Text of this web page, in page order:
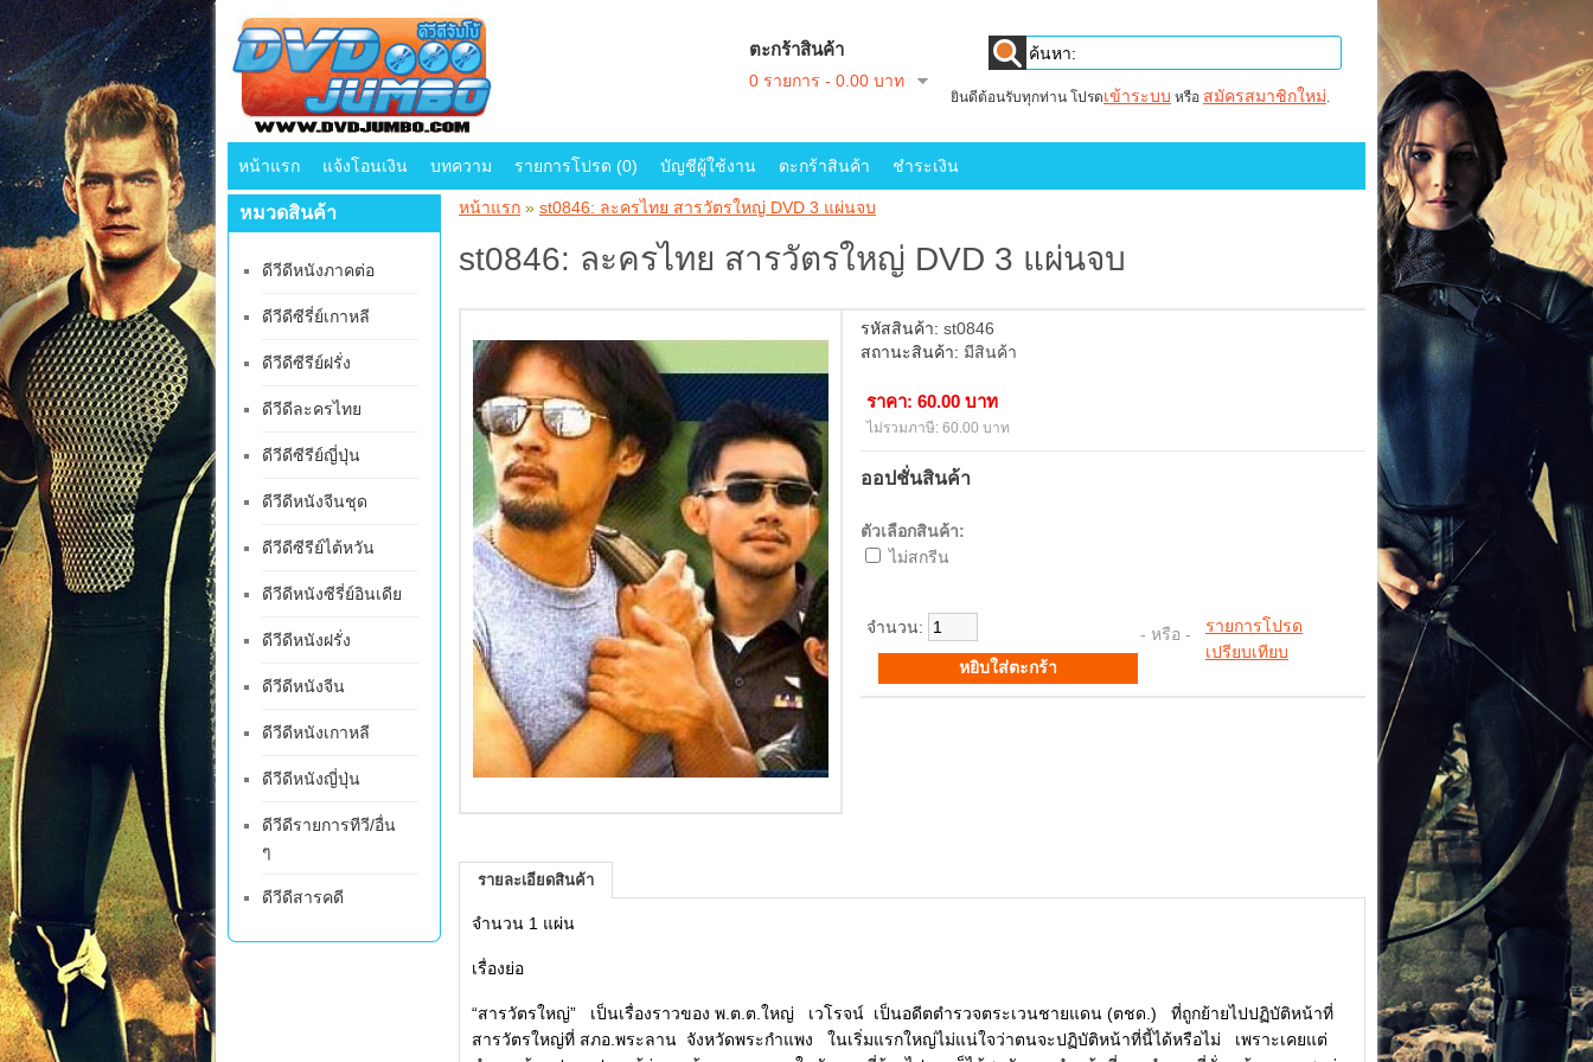
ตะกร้าสินค้า
0 รายการ - 0.00 บาท
ยินดีต้อนรับทุกท่าน โปรดเข้าระบบ หรือ สมัครสมาชิกใหม่.
หน้าแรก แจ้งโอนเงิน บทความ รายการโปรด (0) บัญชีผู้ใช้งาน ตะกร้าสินค้า ชำระเงิน
หมวดสินค้า
ดีวีดีหนังภาคต่อ
ดีวีดีซีรี่ย์เกาหลี
ดีวีดีซีรีย์ฝรั่ง
ดีวีดีละครไทย
ดีวีดีซีรีย์ญี่ปุ่น
ดีวีดีหนังจีนชุด
ดีวีดีซีรีย์ไต้หวัน
ดีวีดีหนังซีรี่ย์อินเดีย
ดีวีดีหนังฝรั่ง
ดีวีดีหนังจีน
ดีวีดีหนังเกาหลี
ดีวีดีหนังญี่ปุ่น
ดีวีดีรายการทีวี/อื่น
ๆ
ดีวีดีสารคดี
หน้าแรก » st0846: ละครไทย สารวัตรใหญ่ DVD 3 แผ่นจบ
st0846: ละครไทย สารวัตรใหญ่ DVD 3 แผ่นจบ
รหัสสินค้า: st0846
สถานะสินค้า: มีสินค้า
ราคา: 60.00 บาท
ไม่รวมภาษี: 60.00 บาท
ออปชั่นสินค้า
ตัวเลือกสินค้า:
ไม่สกรีน
จำนวน: - หรือ - รายการโปรด
เปรียบเทียบ
รายละเอียดสินค้า
จำนวน 1 แผ่น
เรื่องย่อ
“สารวัตรใหญ่” เป็นเรื่องราวของ พ.ต.ต.ใหญ่ เวโรจน์ เป็นอดีตตำรวจตระเวนชายแดน (ตชด.) ที่ถูกย้ายไปปฏิบัติหน้าที่
สารวัตรใหญ่ที่ สภอ.พระลาน จังหวัดพระกำแพง ในเริ่มแรกใหญ่ไม่แน่ใจว่าตนจะปฏิบัติหน้าที่นี้ได้หรือไม่ เพราะเคยแต่